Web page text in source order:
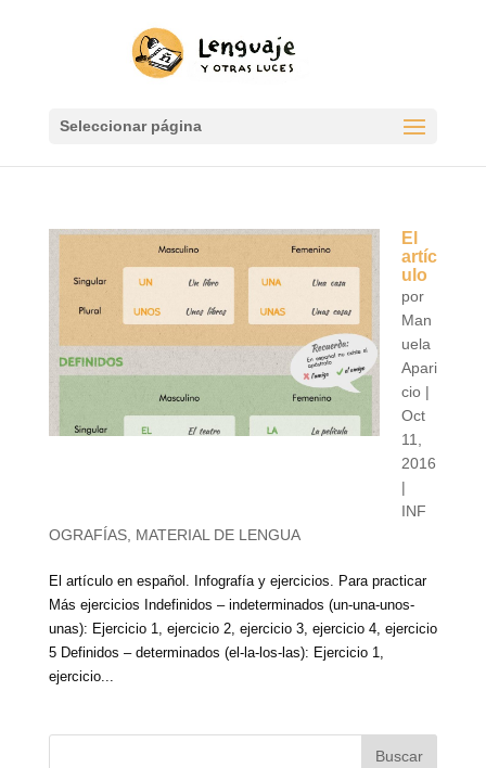
Seleccionar página
El
artíc
ulo
por
Man
uela
Apari
cio|
Oct
11,
2016
|
INF
OGRAFÍAS, MATERIAL DE LENGUA
El artículo en español. Infografía y ejercicios. Para practicar
Más ejercicios Indefinidos – indeterminados (un-una-unos-
unas): Ejercicio 1, ejercicio 2, ejercicio 3, ejercicio 4, ejercicio
5 Definidos – determinados (el-la-los-las): Ejercicio 1,
ejercicio...